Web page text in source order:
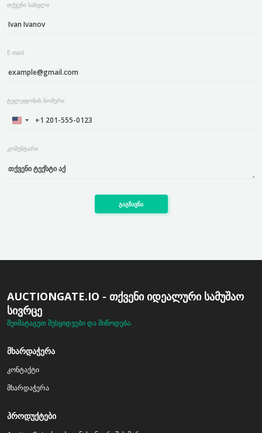
თქვენი სახელი
E-mail
ტელეფონის ნომერი
კომენტარი
გაგზავნა
AUCTIONGATE.IO - ᲗᲥᲕᲔᲜᲘ ᲘᲓᲔᲐᲚᲣᲠᲘ ᲡᲐᲛᲣᲨᲐᲝ
ᲡᲘᲕᲠᲪᲔ
შეიმატაგეთ შესყიდვები და მიწოდება.
ᲛᲮᲐᲠᲓᲐᲭᲔᲠᲐ
კონტაქტი
მხარდაჭერა
ᲞᲠᲝᲓᲣᲥᲢᲔᲑᲘ